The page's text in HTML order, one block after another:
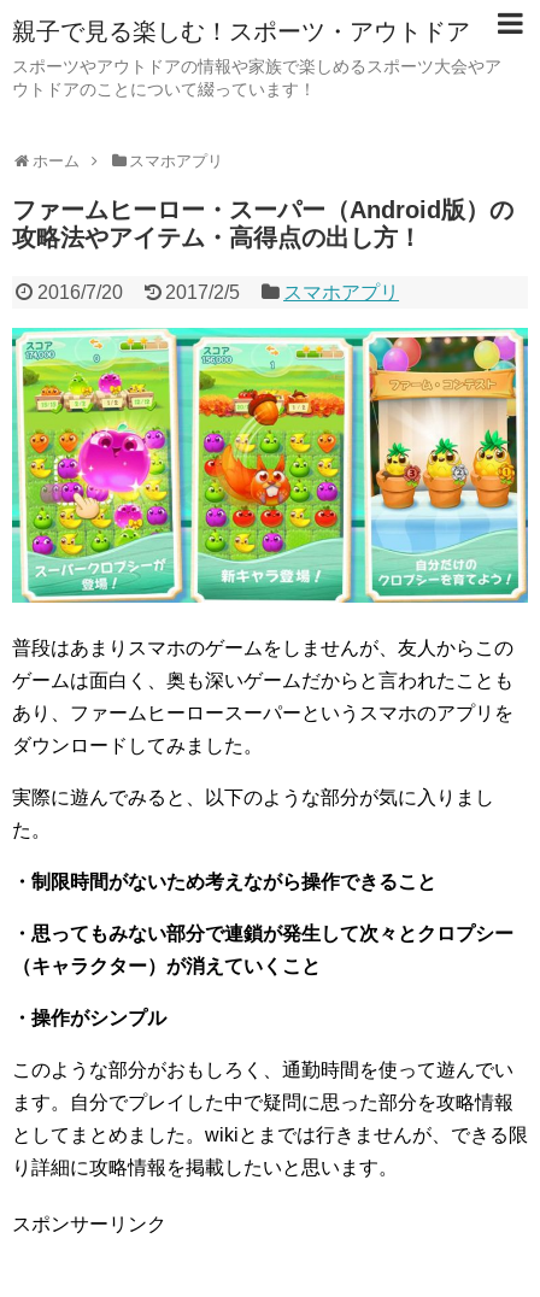
親子で見る楽しむ！スポーツ・アウトドア
スポーツやアウトドアの情報や家族で楽しめるスポーツ大会やア
ウトドアのことについて綴っています！
ホーム スマホアプリ
ファームヒーロー・スーパー（Android版）の
攻略法やアイテム・高得点の出し方！
2016/7/20 2017/2/5 スマホアプリ
普段はあまりスマホのゲームをしませんが、友人からこの
ゲームは面白く、奥も深いゲームだからと言われたことも
あり、ファームヒーロースーパーというスマホのアプリを
ダウンロードしてみました。
実際に遊んでみると、以下のような部分が気に入りまし
た。
・制限時間がないため考えながら操作できること
・思ってもみない部分で連鎖が発生して次々とクロプシー
（キャラクター）が消えていくこと
・操作がシンプル
このような部分がおもしろく、通勤時間を使って遊んでい
ます。自分でプレイした中で疑問に思った部分を攻略情報
としてまとめました。wikiとまでは行きませんが、できる限
り詳細に攻略情報を掲載したいと思います。
スポンサーリンク